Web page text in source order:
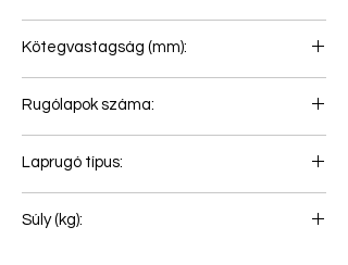
Kötegvastagság (mm):
Rugólapok száma:
Laprugó típus:
Súly (kg):